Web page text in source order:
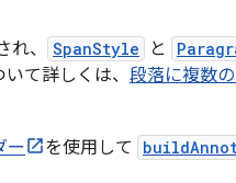
、 SpanStyle と
て詳しくは、 段落に複数
ー を使用して